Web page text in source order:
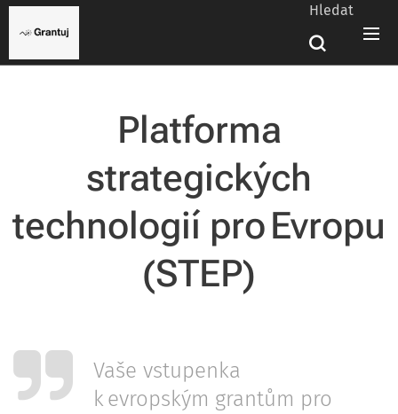
Hledat
Platforma
strategických
technologií pro Evropu
(STEP)
Vaše vstupenka
k evropským grantům pro